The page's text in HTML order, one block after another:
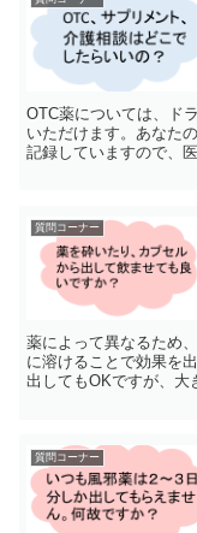
OTC薬については、ド
いただけます。あなた
記録していますので、
質問コーナー
薬によって異なるため
に溶けることで効果を
出してもOKですが、大
質問コーナー